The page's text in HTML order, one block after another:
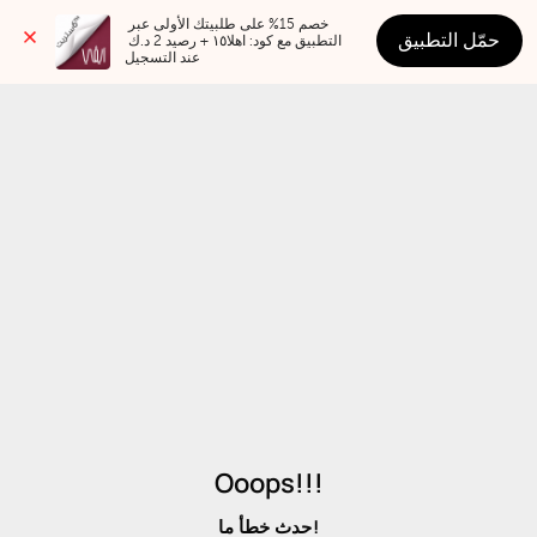
عند التسجيل
حمّل التطبيق
Ooops!!!
حدث خطأ ما!